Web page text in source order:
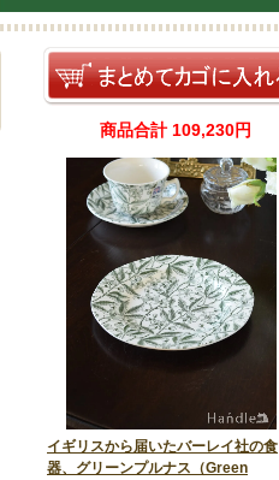
商品合計 109,230円
イギリスから届いたバーレイ社の食
器、グリーンプルナス（Green